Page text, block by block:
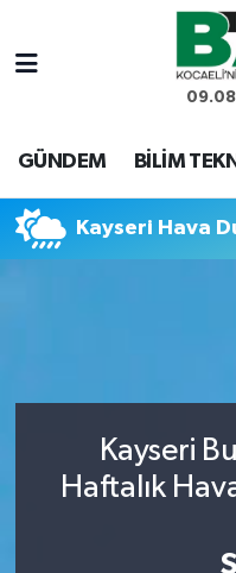
GÜNDEM BİLİM
Kayseri Hava
Kayseri
Haftalık
Kocaeli Nöbetçi
Kocaeli Hava
Haber Arşivi